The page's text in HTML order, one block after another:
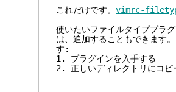
これだけです。 vimrc-
使いたいファイルタイププラ
は、追加することもできます
す:
1. プラグインを入手する
2. 正しいディレクトリにコピ